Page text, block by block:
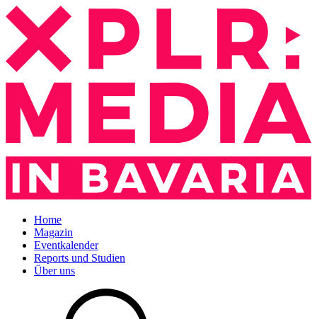
Home
Magazin
Eventkalender
Reports und Studien
Über uns